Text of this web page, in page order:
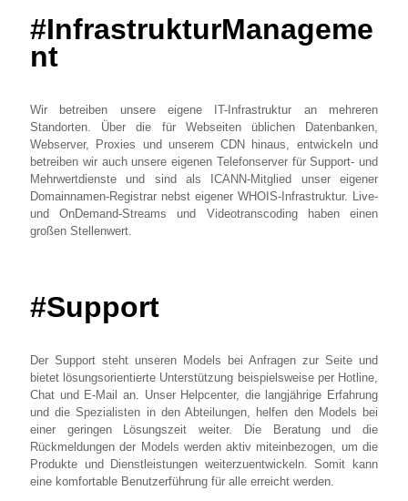
#InfrastrukturManageme
nt
Wir betreiben unsere eigene IT-Infrastruktur an mehreren
Standorten. Über die für Webseiten üblichen Datenbanken,
Webserver, Proxies und unserem CDN hinaus, entwickeln und
betreiben wir auch unsere eigenen Telefonserver für Support- und
Mehrwertdienste und sind als ICANN-Mitglied unser eigener
Domainnamen-Registrar nebst eigener WHOIS-Infrastruktur. Live-
und OnDemand-Streams und Videotranscoding haben einen
großen Stellenwert.
#Support
Der Support steht unseren Models bei Anfragen zur Seite und
bietet lösungsorientierte Unterstützung beispielsweise per Hotline,
Chat und E-Mail an. Unser Helpcenter, die langjährige Erfahrung
und die Spezialisten in den Abteilungen, helfen den Models bei
einer geringen Lösungszeit weiter. Die Beratung und die
Rückmeldungen der Models werden aktiv miteinbezogen, um die
Produkte und Dienstleistungen weiterzuentwickeln. Somit kann
eine komfortable Benutzerführung für alle erreicht werden.